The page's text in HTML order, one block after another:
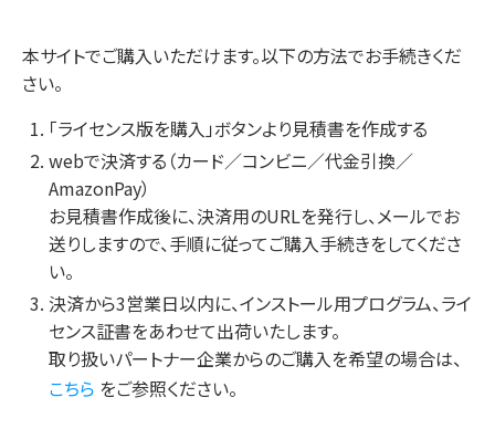
本サイトでご購入いただけます。以下の方法でお手続きくだ
さい。
「ライセンス版を購入」ボタンより見積書を作成する
webで決済する（カード／コンビニ／代金引換／
AmazonPay）
お見積書作成後に、決済用のURLを発行し、メールでお
送りしますので、手順に従ってご購入手続きをしてくださ
い。
決済から3営業日以内に、インストール用プログラム、ライ
センス証書をあわせて出荷いたします。
取り扱いパートナー企業からのご購入を希望の場合は、
こちら をご参照ください。